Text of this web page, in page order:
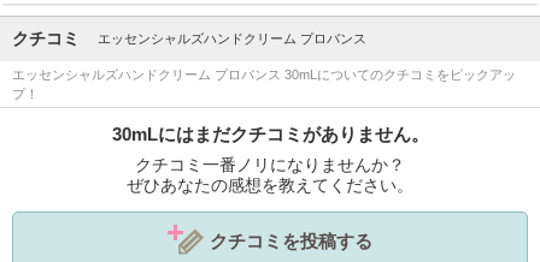
クチコミ エッセンシャルズハンドクリーム プロバンス
エッセンシャルズハンドクリーム プロバンス 30mLについてのクチコミをピックアッ
プ！
30mLにはまだクチコミがありません。
クチコミ一番ノリになりませんか？
ぜひあなたの感想を教えてください。
クチコミを投稿する